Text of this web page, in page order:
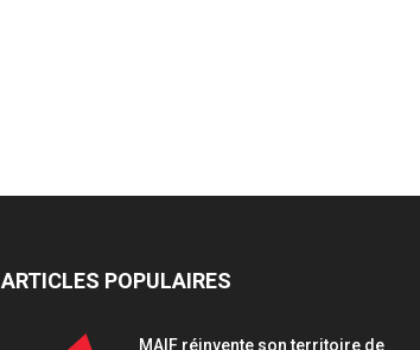
ARTICLES POPULAIRES
MAIF réinvente son territoire de